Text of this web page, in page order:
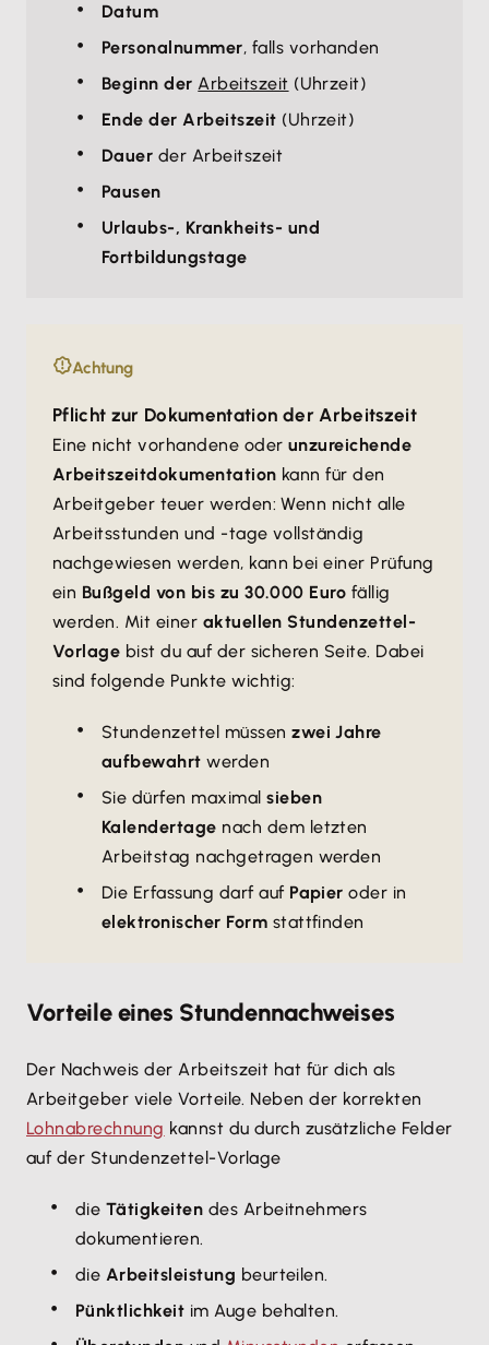
Datum
Personalnummer, falls vorhanden
Beginn derArbeitszeit (Uhrzeit)
Ende der Arbeitszeit (Uhrzeit)
Dauer der Arbeitszeit
Pausen
Urlaubs-, Krankheits- und
Fortbildungstage
Achtung
Pflicht zur Dokumentation der Arbeitszeit
Eine nicht vorhandene oder unzureichende
Arbeitszeitdokumentation kann für den
Arbeitgeber teuer werden: Wenn nicht alle
Arbeitsstunden und -tage vollständig
nachgewiesen werden, kann bei einer Prüfung
ein Bußgeld von bis zu 30.000 Euro fällig
werden. Mit einer aktuellen Stundenzettel-
Vorlage bist du auf der sicheren Seite. Dabei
sind folgende Punkte wichtig:
Stundenzettel müssenzwei Jahre
aufbewahrt werden
Sie dürfen maximalsieben
Kalendertage nach dem letzten
Arbeitstag nachgetragen werden
Die Erfassung darf auf Papier oder in
elektronischer Form stattfinden
Vorteile eines Stundennachweises
Der Nachweis der Arbeitszeit hat für dich als
Arbeitgeber viele Vorteile. Neben der korrekten
Lohnabrechnung kannst du durch zusätzliche Felder
auf der Stundenzettel-Vorlage
die Tätigkeiten des Arbeitnehmers
dokumentieren.
die Arbeitsleistung beurteilen.
Pünktlichkeit im Auge behalten.